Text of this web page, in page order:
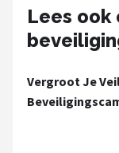
TP-Link
Foscam
Lees ook
Vergroot Je